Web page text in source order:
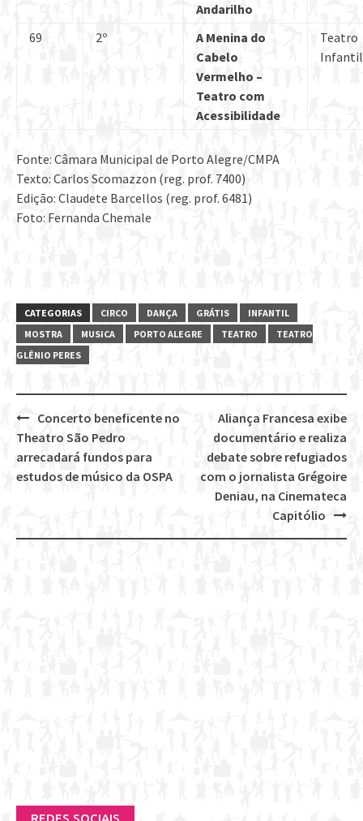
Andarilho
69 2º
A Menina do
Cabelo
Vermelho –
Teatro com
Acessibilidade
Teatro
Infantil
Fonte: Câmara Municipal de Porto Alegre/CMPA
Texto: Carlos Scomazzon (reg. prof. 7400)
Edição: Claudete Barcellos (reg. prof. 6481)
Foto: Fernanda Chemale
CATEGORIAS CIRCO DANÇA GRÁTIS
INFANTIL
MOSTRA
MUSICA PORTO ALEGRE TEATRO
TEATRO
GLÊNIO PERES
Post
navigation
Aliança Francesa exibe
documentário e realiza
debate sobre refugiados
com o jornalista Grégoire
Deniau, na Cinemateca
Capitólio
Concerto beneficente no
Theatro São Pedro
arrecadará fundos para
estudos de músico da OSPA